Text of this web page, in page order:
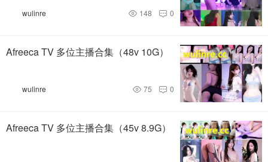
wulinre  0
 148
Afreeca TV 多位主播合集（48v 10G）
wulinre  0
 75
Afreeca TV 多位主播合集（45v 8.9G）